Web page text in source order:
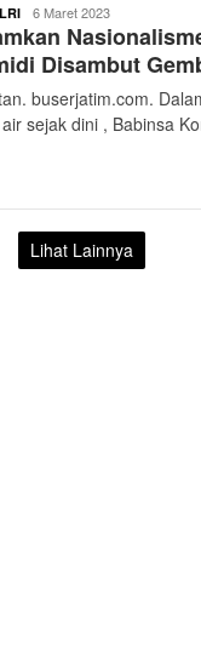
ardy6 Maret 2023
Disambut
buserjatim.com.
sejak dini , Babinsa
Lihat Lainnya